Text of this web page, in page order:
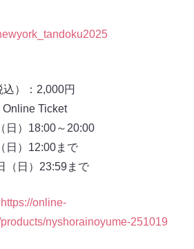
）：2,000円
Ticket
日）18:00～20:00
日）12:00まで
（日）23:59まで
https://online-
nyshorainoyume-251019